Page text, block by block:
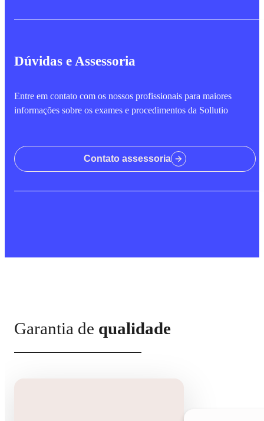
Dúvidas e Assessoria
Entre em contato com os nossos profissionais para maiores
informações sobre os exames e procedimentos da Sollutio
Contato assessoria
Garantia de qualidade